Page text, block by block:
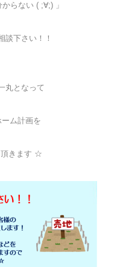
らない ( ;∀;) 」
談下さい！！
丸となって
ム計画を
頂きます ☆